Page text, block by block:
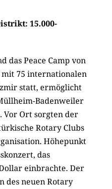
15.000-
das Peace Camp von
mit 75 internationalen
statt, ermöglicht
Badenweiler
Vor Ort sorgten der
Rotary Clubs
Höhepunkt
das
einbrachte. Der
des neuen Rotary